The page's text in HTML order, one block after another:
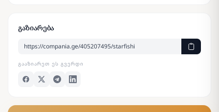
გაზიარება
ᲒᲐᲐᲖᲘᲐᲠᲔᲗ ᲔᲡ ᲒᲕᲔᲠᲓᲘ